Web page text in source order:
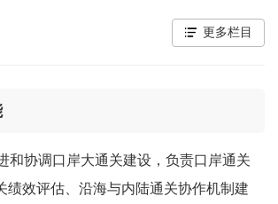
更多栏目
和协调口岸大通关建设，负责口岸通关
绩效评估、沿海与内陆通关协作机制建